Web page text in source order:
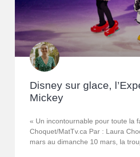
Disney sur glace,
Mickey
« Un incontournable pour toute la
Choquet/MatTv.ca Par : Laura
mars au dimanche 10 mars, la